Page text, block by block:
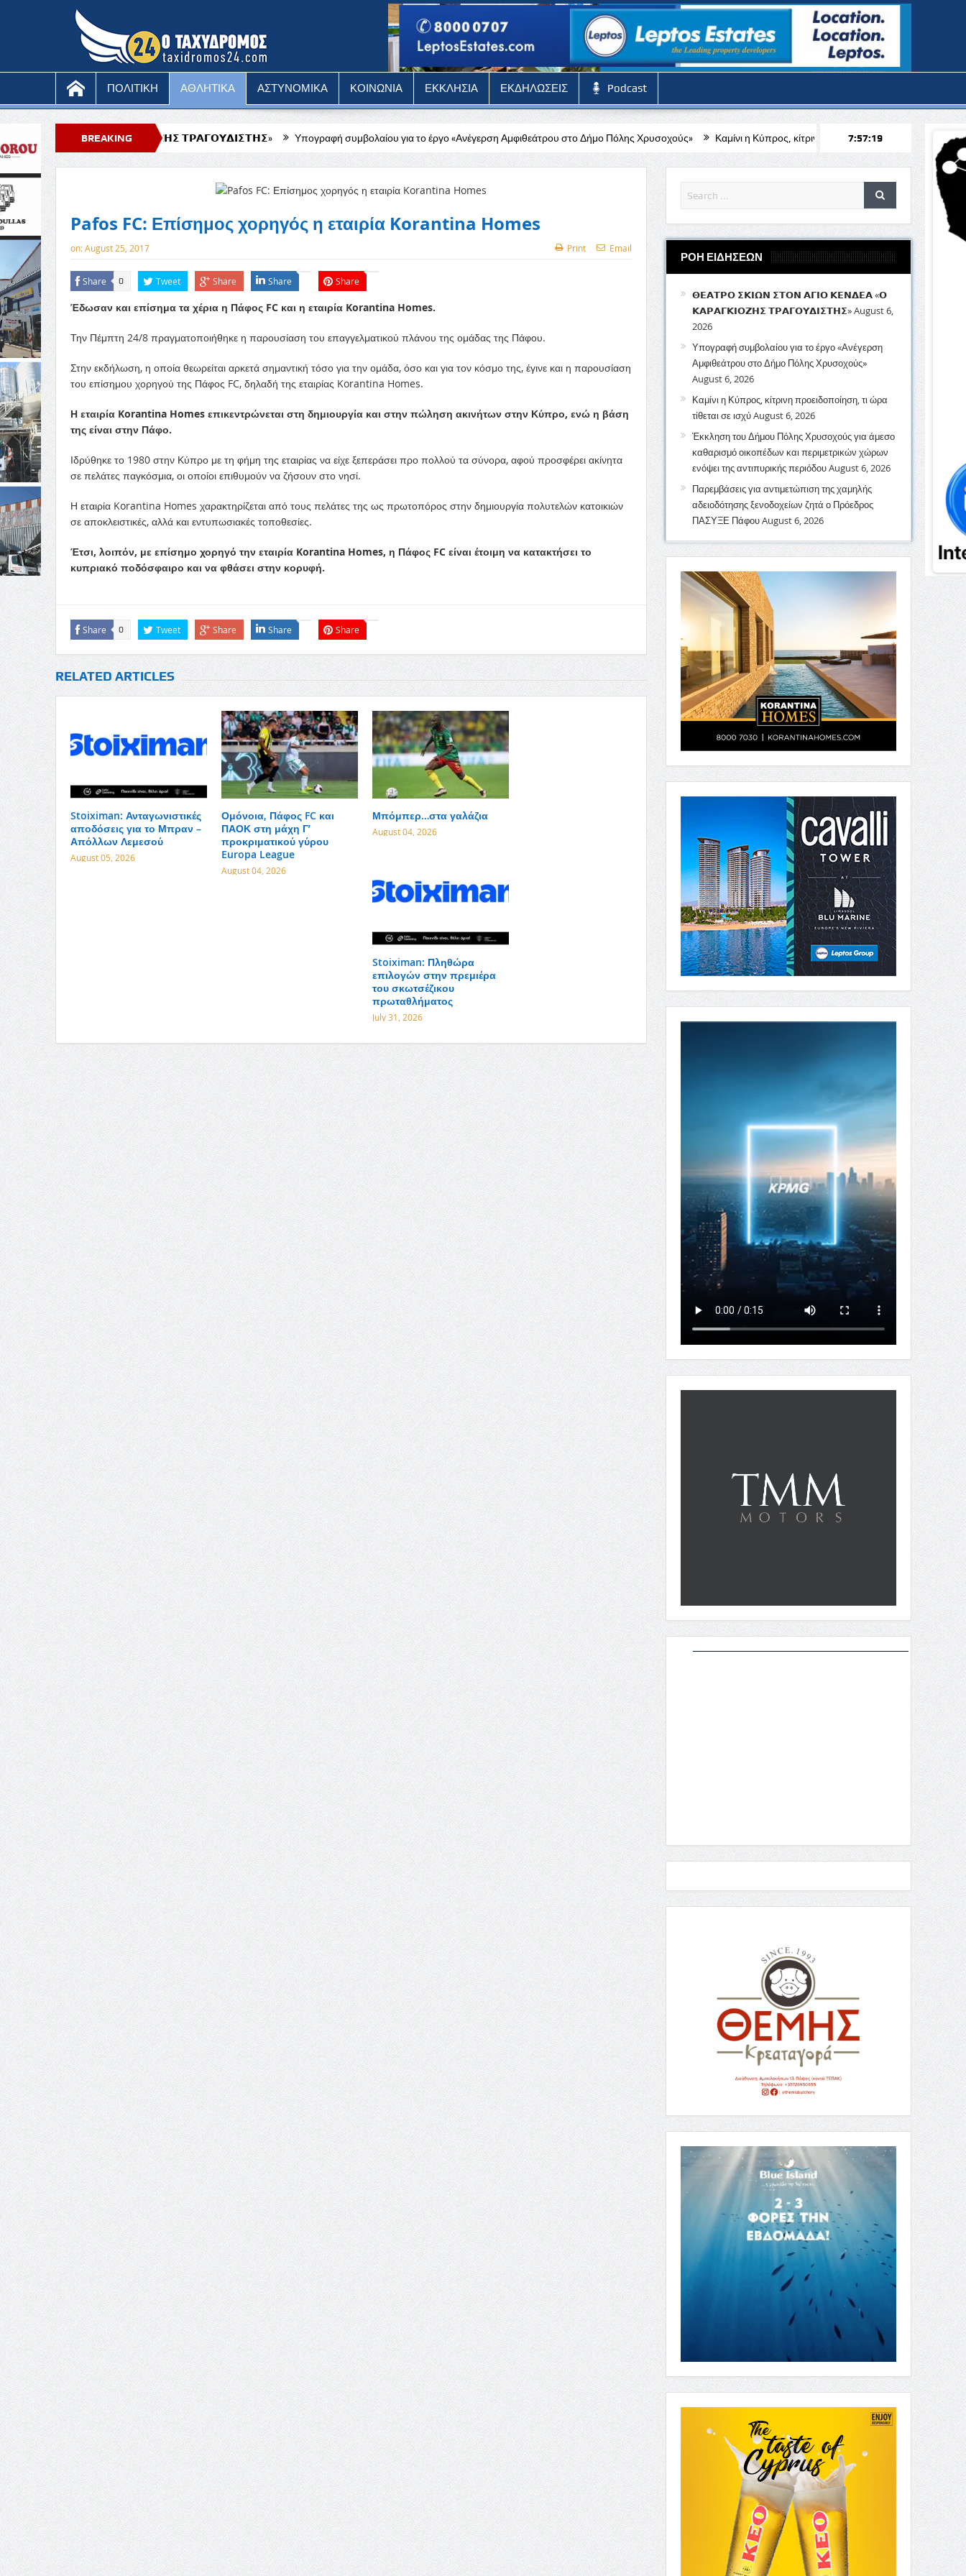
ΠΟΛΙΤΙΚΗ ΑΘΛΗΤΙΚΑ ΑΣΤΥΝΟΜΙΚΑ ΚΟΙΝΩΝΙΑ ΕΚΚΛΗΣΙΑ ΕΚΔΗΛΩΣΕΙΣ Podcast
BREAKING
NEWS
𝝟𝝖𝝦𝝖𝝘𝝟𝝞𝝤𝝛𝝜𝝨 𝝩𝝦𝝖𝝘𝝤𝝪𝝙𝝞𝝨𝝩𝝜𝝨» Υπογραφή συμβολαίου για το έργο «Ανέγερση Αμφιθεάτρου στο Δήμο Πόλης Χρυσοχούς» Καμίνι η Κύπρος, κίτρινη προειδοποίηση, τι ώρα τίθεται σε ισχύ
7:57:21
Pafos FC: Επίσημος χορηγός η εταιρία Korantina Homes
on:August 25, 2017 Print Email
Share 0 Tweet Share Share Share
Έδωσαν και επίσημα τα χέρια η Πάφος FC και η εταιρία Korantina Homes.
Την Πέμπτη 24/8 πραγματοποιήθηκε η παρουσίαση του επαγγελματικού πλάνου της ομάδας της Πάφου.
Στην εκδήλωση, η οποία θεωρείται αρκετά σημαντική τόσο για την ομάδα, όσο και για τον κόσμο της, έγινε και η παρουσίαση
του επίσημου χορηγού της Πάφος FC, δηλαδή της εταιρίας Korantina Homes.
Η εταιρία Korantina Homes επικεντρώνεται στη δημιουργία και στην πώληση ακινήτων στην Κύπρο, ενώ η βάση
της είναι στην Πάφο.
Ιδρύθηκε το 1980 στην Κύπρο με τη φήμη της εταιρίας να είχε ξεπεράσει προ πολλού τα σύνορα, αφού προσφέρει ακίνητα
σε πελάτες παγκόσμια, οι οποίοι επιθυμούν να ζήσουν στο νησί.
Η εταιρία Korantina Homes χαρακτηρίζεται από τους πελάτες της ως πρωτοπόρος στην δημιουργία πολυτελών κατοικιών
σε αποκλειστικές, αλλά και εντυπωσιακές τοποθεσίες.
Έτσι, λοιπόν, με επίσημο χορηγό την εταιρία Korantina Homes, η Πάφος FC είναι έτοιμη να κατακτήσει το
κυπριακό ποδόσφαιρο και να φθάσει στην κορυφή.
Share 0 Tweet Share Share Share
RELATED ARTICLES
Stoiximan: Ανταγωνιστικές
αποδόσεις για το Μπραν –
Απόλλων Λεμεσού
August 05, 2026
Ομόνοια, Πάφος FC και
ΠΑΟΚ στη μάχη Γ’
προκριματικού γύρου
Europa League
August 04, 2026
Μπόμπερ…στα γαλάζια
August 04, 2026
Stoiximan: Πληθώρα
επιλογών στην πρεμιέρα
του σκωτσέζικου
πρωταθλήματος
July 31, 2026
ΡΟΗ ΕΙΔΗΣΕΩΝ
𝝝𝝚𝝖𝝩𝝦𝝤 𝝨𝝟𝝞𝝮𝝢 𝝨𝝩𝝤𝝢 𝝖𝝘𝝞𝝤 𝝟𝝚𝝢𝝙𝝚𝝖 «𝝤
𝝟𝝖𝝦𝝖𝝘𝝟𝝞𝝤𝝛𝝜𝝨 𝝩𝝦𝝖𝝘𝝤𝝪𝝙𝝞𝝨𝝩𝝜𝝨»August 6,
2026
Υπογραφή συμβολαίου για το έργο «Ανέγερση
Αμφιθεάτρου στο Δήμο Πόλης Χρυσοχούς»
August 6, 2026
Καμίνι η Κύπρος, κίτρινη προειδοποίηση, τι ώρα
τίθεται σε ισχύAugust 6, 2026
Έκκληση του Δήμου Πόλης Χρυσοχούς για άμεσο
καθαρισμό οικοπέδων και περιμετρικών χώρων
ενόψει της αντιπυρικής περιόδουAugust 6, 2026
Παρεμβάσεις για αντιμετώπιση της χαμηλής
αδειοδότησης ξενοδοχείων ζητά ο Πρόεδρος
ΠΑΣΥΞΕ ΠάφουAugust 6, 2026